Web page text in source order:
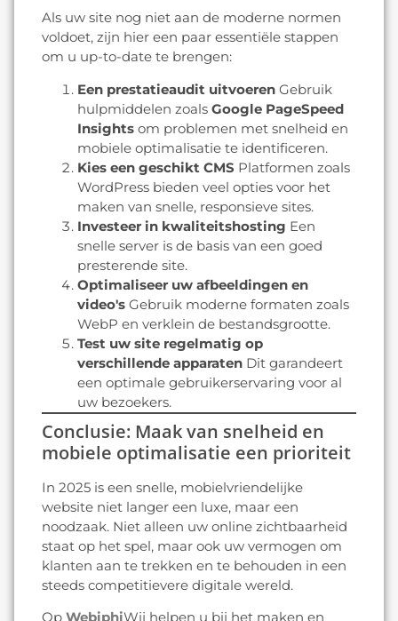
Als uw site nog niet aan de moderne normen
voldoet, zijn hier een paar essentiële stappen
om u up-to-date te brengen:
Een prestatieaudit uitvoeren Gebruik
hulpmiddelen zoals Google PageSpeed
Insights om problemen met snelheid en
mobiele optimalisatie te identificeren.
Kies een geschikt CMS Platformen zoals
WordPress bieden veel opties voor het
maken van snelle, responsieve sites.
Investeer in kwaliteitshosting Een
snelle server is de basis van een goed
presterende site.
Optimaliseer uw afbeeldingen en
video's Gebruik moderne formaten zoals
WebP en verklein de bestandsgrootte.
Test uw site regelmatig op
verschillende apparaten Dit garandeert
een optimale gebruikerservaring voor al
uw bezoekers.
Conclusie: Maak van snelheid en
mobiele optimalisatie een prioriteit
In 2025 is een snelle, mobielvriendelijke
website niet langer een luxe, maar een
noodzaak. Niet alleen uw online zichtbaarheid
staat op het spel, maar ook uw vermogen om
klanten aan te trekken en te behouden in een
steeds competitievere digitale wereld.
Op WebiphiWij helpen u bij het maken en